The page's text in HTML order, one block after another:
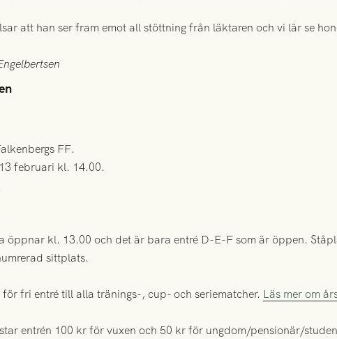
att han ser fram emot all stöttning från läktaren och vi lär se
FF.
februari kl. 14.00.
öppnar kl. 13.00 och det är bara entré D-E-F som är öppen.
sittplats.
fri entré till alla tränings-, cup- och seriematcher. Läs mer om
entrén 100 kr för vuxen och 50 kr för ungdom/pensionär/